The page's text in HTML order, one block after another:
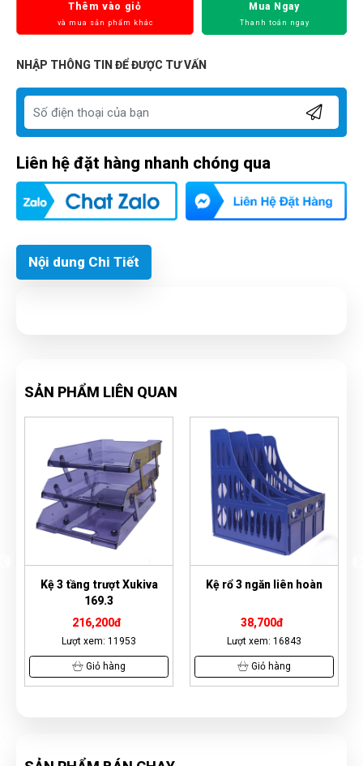
Thêm vào giỏ
và mua sản phẩm khác
Mua Ngay
Thanh toán ngay
NHẬP THÔNG TIN ĐỂ ĐƯỢC TƯ VẤN
Liên hệ đặt hàng nhanh chóng qua
Nội dung Chi Tiết
SẢN PHẨM LIÊN QUAN
Kệ 3 tầng trượt Xukiva
169.3
216,200đ
Lượt xem: 11953
Giỏ hàng
Kệ rổ 3 ngăn liên hoàn
38,700đ
Lượt xem: 16843
Giỏ hàng